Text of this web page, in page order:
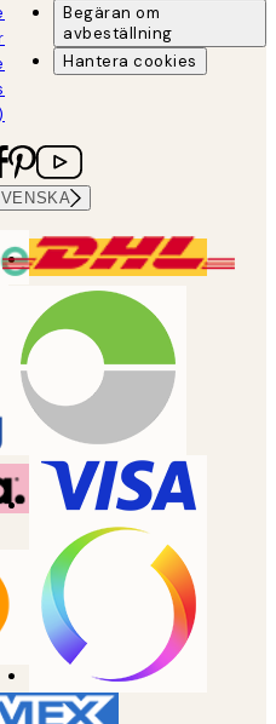
Begäran om
avbeställning
Hantera cookies